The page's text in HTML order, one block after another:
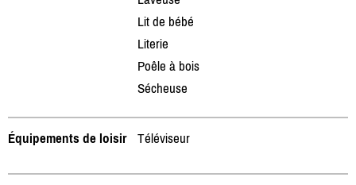
Lit de bébé
Literie
Poêle à bois
Sécheuse
Équipements de loisir Téléviseur